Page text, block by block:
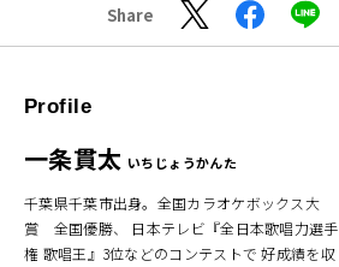
Share
Profile
一条貫太 いちじょうかんた
千葉県千葉市出身。全国カラオケボックス大
賞 全国優勝、 日本テレビ『全日本歌唱力選手
権 歌唱王』3位などのコンテストで 好成績を収